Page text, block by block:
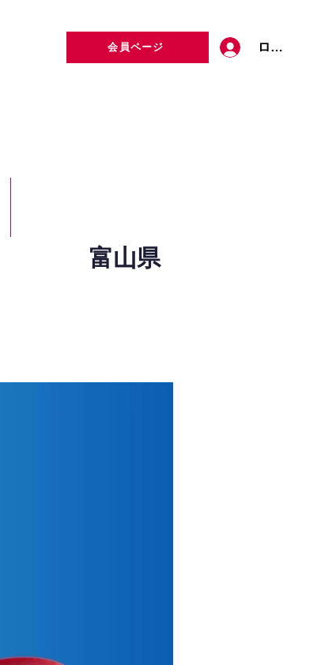
会員ページ ログイン
富山県